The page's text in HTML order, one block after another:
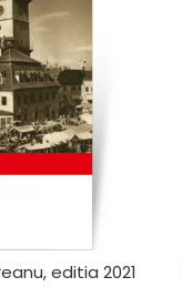
editia 2021